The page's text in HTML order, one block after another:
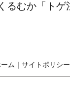
るむか「ト
ム ｜ サイトポリシー